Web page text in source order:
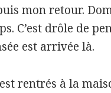
mon retour.
C’est drôle de
est arrivée là.
rentrés à la